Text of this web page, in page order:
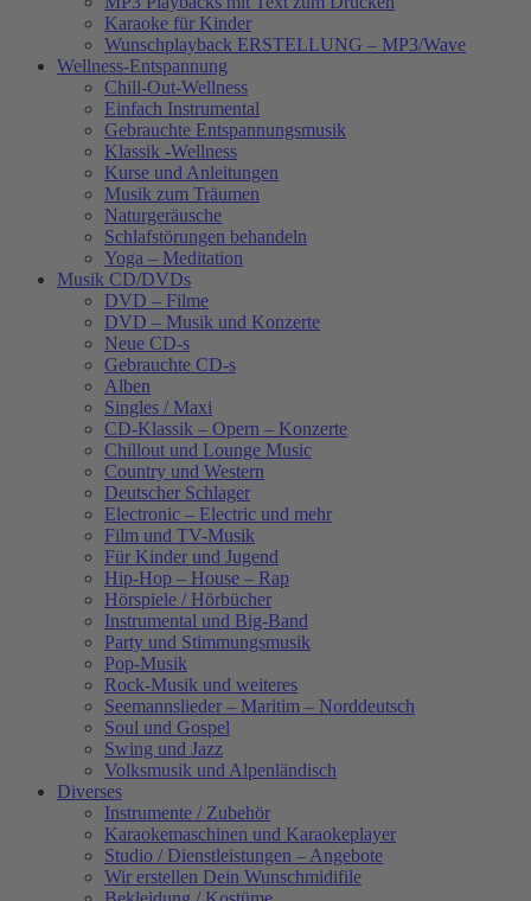
Karaoke für Kinder
Wunschplayback ERSTELLUNG – MP3/Wave
Wellness-Entspannung
Chill-Out-Wellness
Einfach Instrumental
Gebrauchte Entspannungsmusik
Klassik -Wellness
Kurse und Anleitungen
Musik zum Träumen
Naturgeräusche
Schlafstörungen behandeln
Yoga – Meditation
Musik CD/DVDs
DVD – Filme
DVD – Musik und Konzerte
Neue CD-s
Gebrauchte CD-s
Alben
Singles / Maxi
CD-Klassik – Opern – Konzerte
Chillout und Lounge Music
Country und Western
Deutscher Schlager
Electronic – Electric und mehr
Film und TV-Musik
Für Kinder und Jugend
Hip-Hop – House – Rap
Hörspiele / Hörbücher
Instrumental und Big-Band
Party und Stimmungsmusik
Pop-Musik
Rock-Musik und weiteres
Seemannslieder – Maritim – Norddeutsch
Soul und Gospel
Swing und Jazz
Volksmusik und Alpenländisch
Diverses
Instrumente / Zubehör
Karaokemaschinen und Karaokeplayer
Studio / Dienstleistungen – Angebote
Wir erstellen Dein Wunschmidifile